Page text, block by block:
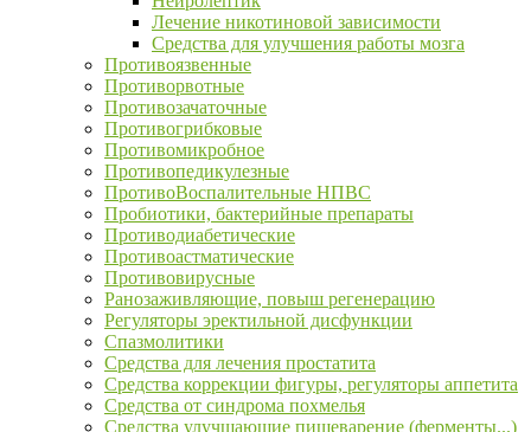
Лечение никотиновой зависимости
Средства для улучшения работы мозга
Противоязвенные
Противорвотные
Противозачаточные
Противогрибковые
Противомикробное
Противопедикулезные
ПротивоВоспалительные НПВС
Пробиотики, бактерийные препараты
Противодиабетические
Противоастматические
Противовирусные
Ранозаживляющие, повыш регенерацию
Регуляторы эректильной дисфункции
Спазмолитики
Средства для лечения простатита
Средства коррекции фигуры, регуляторы аппетита
Средства от синдрома похмелья
Средства улучшающие пищеварение (ферменты...)